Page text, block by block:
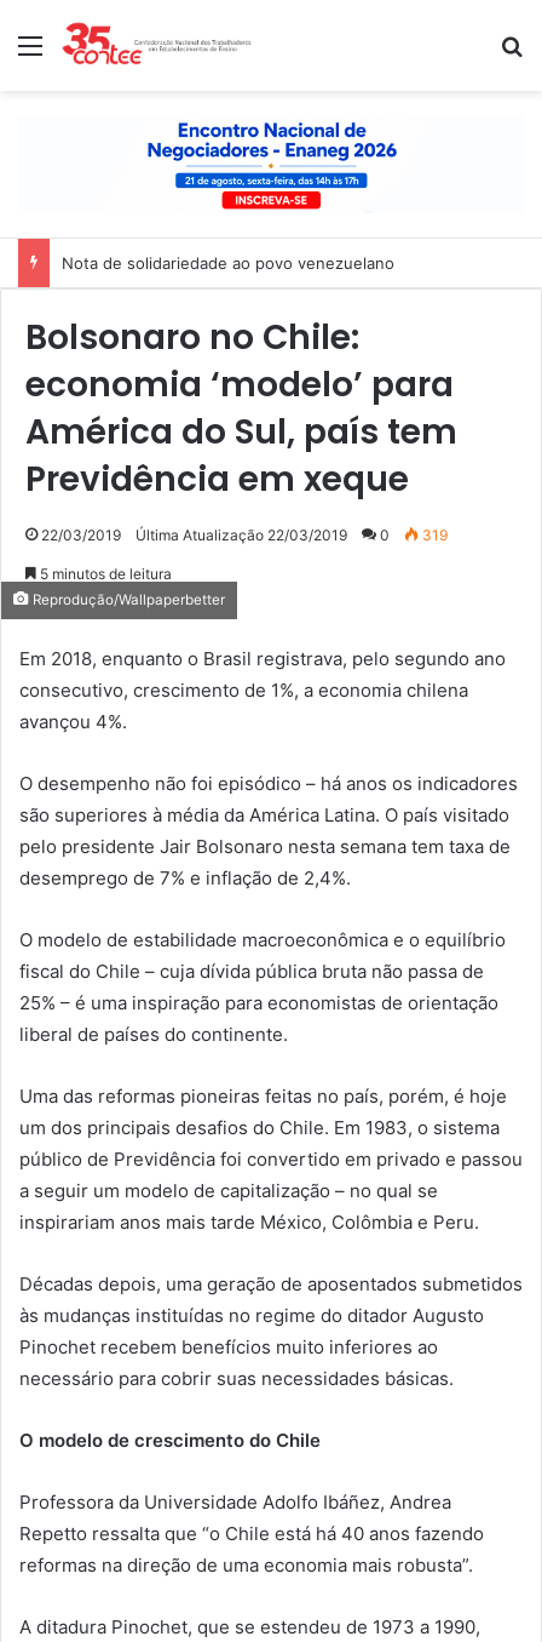
Menu
Nota de solidariedade ao povo venezuelano
Bolsonaro no Chile:
economia ‘modelo’ para
América do Sul, país tem
Previdência em xeque
22/03/2019 Última Atualização 22/03/2019 0 319
5 minutos de leitura
Reprodução/Wallpaperbetter
Em 2018, enquanto o Brasil registrava, pelo segundo ano
consecutivo, crescimento de 1%, a economia chilena
avançou 4%.
O desempenho não foi episódico – há anos os indicadores
são superiores à média da América Latina. O país visitado
pelo presidente Jair Bolsonaro nesta semana tem taxa de
desemprego de 7% e inflação de 2,4%.
O modelo de estabilidade macroeconômica e o equilíbrio
fiscal do Chile – cuja dívida pública bruta não passa de
25% – é uma inspiração para economistas de orientação
liberal de países do continente.
Uma das reformas pioneiras feitas no país, porém, é hoje
um dos principais desafios do Chile. Em 1983, o sistema
público de Previdência foi convertido em privado e passou
a seguir um modelo de capitalização – no qual se
inspirariam anos mais tarde México, Colômbia e Peru.
Décadas depois, uma geração de aposentados submetidos
às mudanças instituídas no regime do ditador Augusto
Pinochet recebem benefícios muito inferiores ao
necessário para cobrir suas necessidades básicas.
O modelo de crescimento do Chile
Professora da Universidade Adolfo Ibáñez, Andrea
Repetto ressalta que “o Chile está há 40 anos fazendo
reformas na direção de uma economia mais robusta”.
A ditadura Pinochet, que se estendeu de 1973 a 1990,